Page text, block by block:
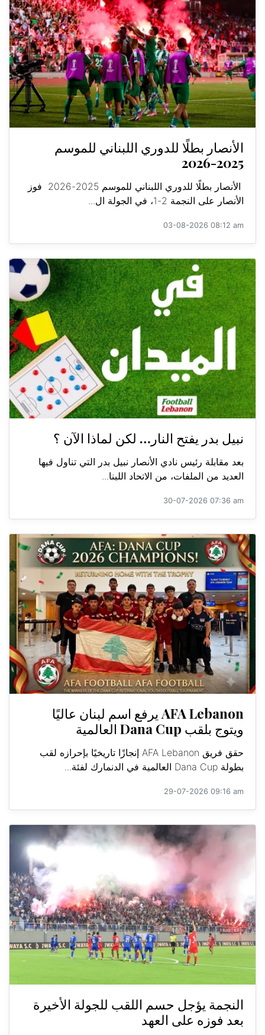
الأنصار بطلًا للدوري اللبناني للموسم
2025-2026
الأنصار بطلًا للدوري اللبناني للموسم 2025-2026 فوز
الأنصار على النجمة 2-1، في الجولة ال...
03-08-2026 08:12 am
نبيل بدر يفتح النار… لكن لماذا الآن ؟
بعد مقابلة رئيس نادي الأنصار نبيل بدر التي تناول فيها
العديد من الملفات، من الاتحاد اللبنا...
30-07-2026 07:36 am
AFA Lebanon يرفع اسم لبنان عاليًا
ويتوج بلقب Dana Cup العالمية
حقق فريق AFA Lebanon إنجازًا تاريخيًا بإحرازه لقب
بطولة Dana Cup العالمية في الدنمارك لفئة...
29-07-2026 09:16 am
النجمة يؤجل حسم اللقب للجولة الأخيرة
بعد فوزه على العهد